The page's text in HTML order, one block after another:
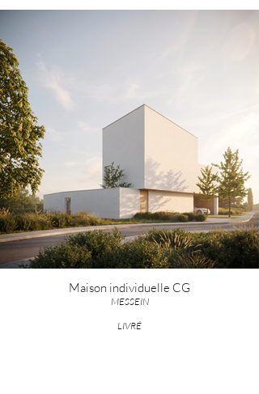
Maison individuelle CG
MESSEIN
LIVRÉ